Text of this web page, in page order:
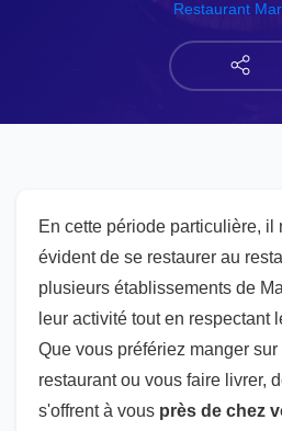
Restaurant
En cette période particulière, il
évident de se restaurer au
plusieurs établissements de
leur activité tout en respectant
Que vous préfériez manger
restaurant ou vous faire livrer,
s'offrent à vous près de chez